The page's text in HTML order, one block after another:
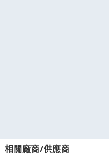
相關廠商/供應商